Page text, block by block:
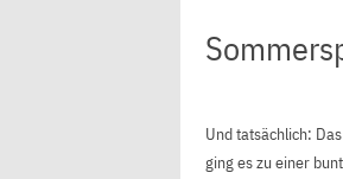
Und tatsächlich:
ging es zu einer